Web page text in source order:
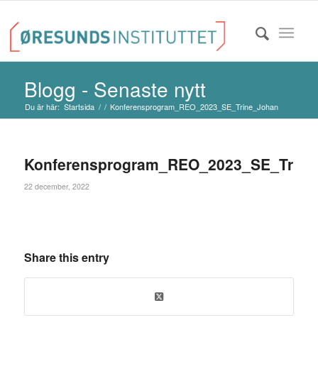
Blogg - Senaste nytt
Du är här: Startsida / / Konferensprogram_REO_2023_SE_Trine_Johan
22 december, 2022
Share this entry